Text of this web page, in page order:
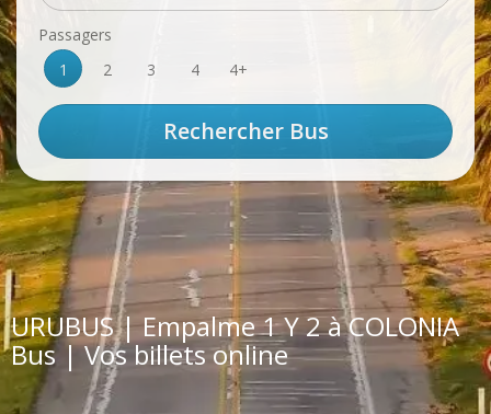
Passagers
1
2 3 4 4+
URUBUS | Empalme 1 Y 2 à COLONIA
Bus | Vos billets online